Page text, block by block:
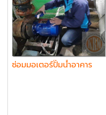
ซ่อมมอเตอร์ปั๊มน้ำอาคาร